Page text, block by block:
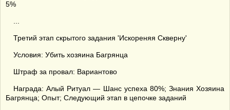
5%
Третий этап скрытого задания 'Искореняя Скверну'
Условия: Убить хозяина Багрянца
Штраф за провал: Вариантово
Награда: Алый Ритуал — Шанс успеха 80%; Знания Хозяина
Багрянца; Опыт; Следующий этап в цепочке заданий